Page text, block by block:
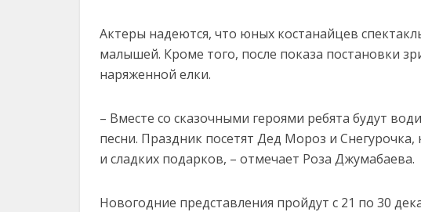
Актеры надеются, что юных костанайцев
малышей. Кроме того, после показа постановки
наряженной елки.
– Вместе со сказочными героями ребята будут
песни. Праздник посетят Дед Мороз и
и сладких подарков, – отмечает Роза Джумабаева.
Новогодние представления пройдут с 21 по 30